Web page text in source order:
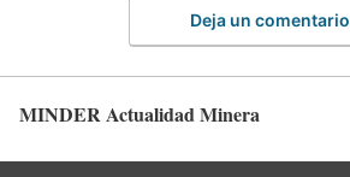
Deja un comentario
MINDER Actualidad Minera